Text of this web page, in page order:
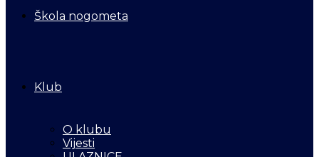
Škola nogometa
Klub
O klubu
Vijesti